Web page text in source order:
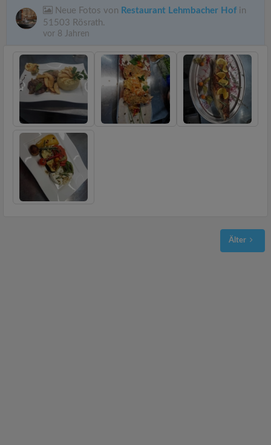
Neue Fotos von Restaurant Lehmbacher Hof in
51503 Rösrath.
vor 8 Jahren
Älter